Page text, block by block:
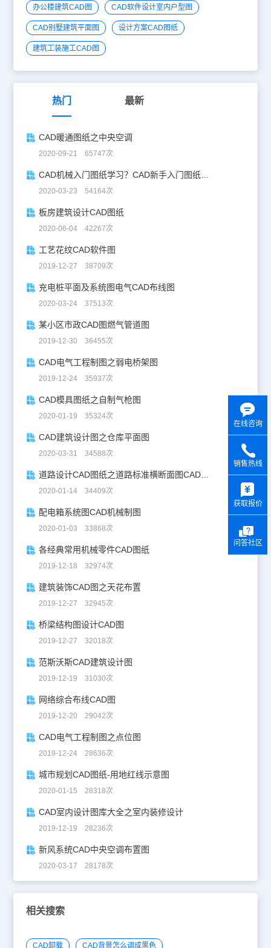
办公楼建筑CAD图 CAD软件设计室内户型图
CAD别墅建筑平面图 设计方案CAD图纸
建筑工装施工CAD图
热门 最新
CAD暖通图纸之中央空调
2020-09-21 65747次
CAD机械入门图纸学习？CAD新手入门图纸练习
2020-03-23 54164次
板房建筑设计CAD图纸
2020-06-04 42267次
工艺花纹CAD软件图
2019-12-27 38709次
充电桩平面及系统图电气CAD布线图
2020-03-24 37513次
某小区市政CAD图燃气管道图
2019-12-30 36455次
CAD电气工程制图之弱电桥架图
2019-12-24 35937次
CAD模具图纸之自制气枪图
2020-01-19 35324次
CAD建筑设计图之仓库平面图
2020-03-31 34588次
道路设计CAD图纸之道路标准横断面图CAD图纸
2020-01-14 34409次
配电箱系统图CAD机械制图
2020-01-03 33868次
各经典常用机械零件CAD图纸
2019-12-18 32974次
建筑装饰CAD图之天花布置
2019-12-27 32945次
桥梁结构图设计CAD图
2019-12-27 32018次
范斯沃斯CAD建筑设计图
2019-12-19 31030次
网络综合布线CAD图
2019-12-20 29042次
CAD电气工程制图之点位图
2019-12-24 28636次
城市规划CAD图纸-用地红线示意图
2020-01-15 28318次
CAD室内设计图库大全之室内装修设计
2019-12-19 28236次
新风系统CAD中央空调布置图
2020-03-17 28178次
相关搜索
CAD卸载 CAD背景怎么调成黑色
在线咨询
销售热线
获取报价
问答社区